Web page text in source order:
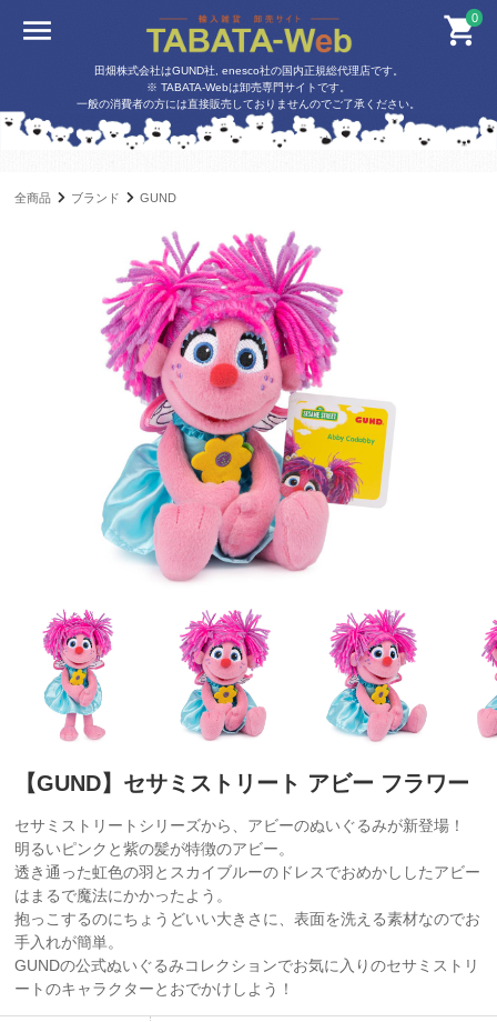
0
田畑株式会社はGUND社, enesco社の国内正規総代理店です。
※ TABATA-Webは卸売専門サイトです。
一般の消費者の方には直接販売しておりませんのでご了承ください。
全商品 ブランド GUND
【GUND】セサミストリート アビー フラワー
セサミストリートシリーズから、アビーのぬいぐるみが新登場！
明るいピンクと紫の髪が特徴のアビー。
透き通った虹色の羽とスカイブルーのドレスでおめかししたアビー
はまるで魔法にかかったよう。
抱っこするのにちょうどいい大きさに、表面を洗える素材なのでお
手入れが簡単。
GUNDの公式ぬいぐるみコレクションでお気に入りのセサミストリ
ートのキャラクターとおでかけしよう！